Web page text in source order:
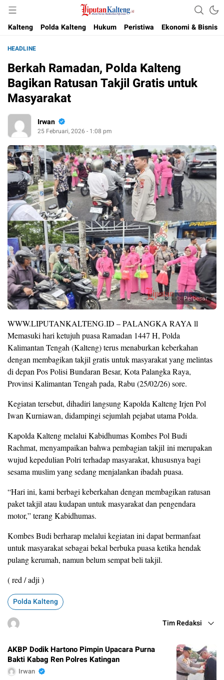
Liputan Kalteng
Akurat, Terpercaya & Independent
Kalteng
Polda Kalteng Hukum Peristiwa Ekonomi & Bisnis
HEADLINE
Berkah Ramadan, Polda Kalteng
Bagikan Ratusan Takjil Gratis untuk
Masyarakat
Irwan
25 Februari, 2026 - 1:08 pm
Perbesar
WWW.LIPUTANKALTENG.ID – PALANGKA RAYA ll
Memasuki hari ketujuh puasa Ramadan 1447 H, Polda
Kalimantan Tengah (Kalteng) terus menaburkan keberkahan
dengan membagikan takjil gratis untuk masyarakat yang melintas
di depan Pos Polisi Bundaran Besar, Kota Palangka Raya,
Provinsi Kalimantan Tengah pada, Rabu (25/02/26) sore.
Kegiatan tersebut, dihadiri langsung Kapolda Kalteng Irjen Pol
Iwan Kurniawan, didampingi sejumlah pejabat utama Polda.
Kapolda Kalteng melalui Kabidhumas Kombes Pol Budi
Rachmat, menyampaikan bahwa pembagian takjil ini merupakan
wujud kepedulian Polri terhadap masyarakat, khususnya bagi
sesama muslim yang sedang menjalankan ibadah puasa.
“Hari ini, kami berbagi keberkahan dengan membagikan ratusan
paket takjil atau kudapan untuk masyarakat dan pengendara
motor,” terang Kabidhumas.
Kombes Budi berharap melalui kegiatan ini dapat bermanfaat
untuk masyarakat sebagai bekal berbuka puasa ketika hendak
pulang kerumah, namun belum sempat beli takjil.
( red / adji )
Polda Kalteng
Tim Redaksi
AKBP Dodik Hartono Pimpin Upacara Purna
Bakti Kabag Ren Polres Katingan
Irwan